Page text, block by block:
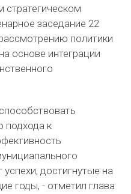
стратегическом
заседание 22
политики
основе интеграции
подхода к
достигнутые на
годы, - отметил глава